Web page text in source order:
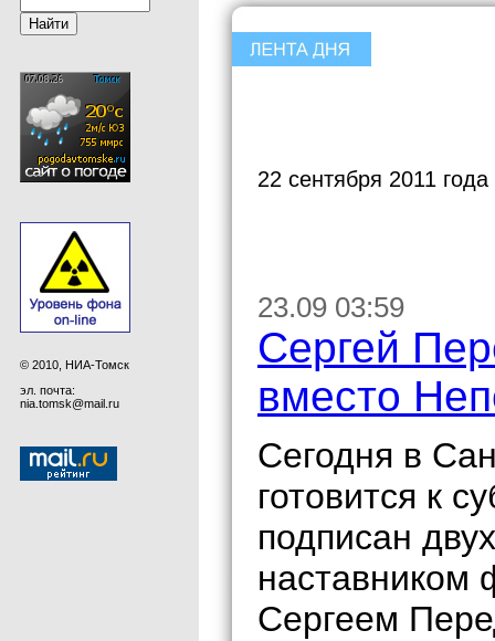
© 2010, НИА-Томск
эл. почта:
nia.tomsk@mail.ru
22 сентября 2011 года
23.09 03:59
Сергей
вместо
Сегодня в
готовится к
подписан
наставником
Сергеем